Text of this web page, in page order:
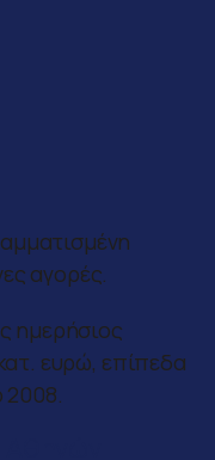
αγορές.
ημερήσιος
ευρώ, επίπεδα
2008.